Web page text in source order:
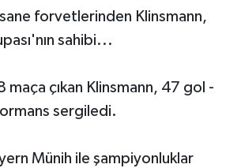
forvetlerinden Klinsmann,
sahibi...
maça çıkan Klinsmann, 47 gol -
sergiledi.
Münih ile şampiyonluklar